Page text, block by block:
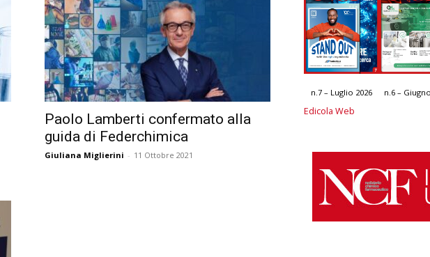
Paolo Lamberti confermato alla
guida di Federchimica
Giuliana Miglierini - 11 Ottobre 2021
n.7 – Luglio 2026 n.6 –
Edicola Web